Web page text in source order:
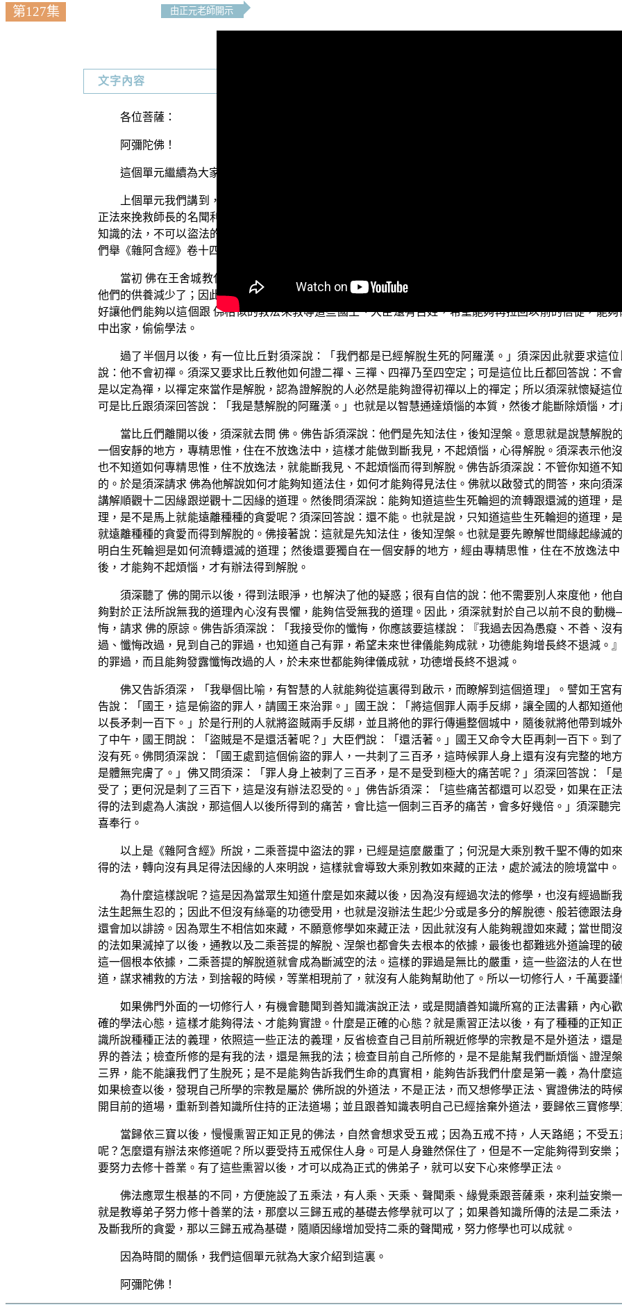
第127集 由正元老師開示
文字內容
各位菩薩：
阿彌陀佛！
這個單元繼續為大家介紹「慎莫盜法以免重罪」。
上個單元我們講到，不要以盜法的心態來跟隨善知識修學了義正法。那現在接著說，佛弟子也不要為
正法來挽救師長的名聞利養，這樣也都是屬於盜法。如果有師長想要證得了義正法，應該要請師長親自面
知識的法，不可以盜法的心態來修學。在二乘菩提中，盜法的人他的罪已經很嚴重了，何況是大乘別教如
們舉《雜阿含經》卷十四、第三四七經所記載的「須深盜法」的典故，來為大家說明。
當初 佛在王舍城教化眾生的時候，普遍受到了國王大臣還有一般人民的歡迎和信受。當時王舍城原
他們的供養減少了；因此外道們，他們就開會討論，決定推派聰明伶俐的年輕人須深，到 佛的僧團中出家
好讓他們能夠以這個跟 佛相似的教法來教導這些國王、大臣還有百姓，希望能夠再拉回以前的信徒，能
中出家，偷偷學法。
過了半個月以後，有一位比丘對須深說：「我們都是已經解脫生死的阿羅漢。」須深因此就要求這
說：他不會初禪。須深又要求比丘教他如何證二禪、三禪、四禪乃至四空定；可是這位比丘都回答說：不
是以定為禪，以禪定來當作是解脫，認為證解脫的人必然是能夠證得初禪以上的禪定；所以須深就懷疑這
可是比丘跟須深回答說：「我是慧解脫的阿羅漢。」也就是以智慧通達煩惱的本質，然後才能斷除煩惱，才
當比丘們離開以後，須深就去問 佛。佛告訴須深說：他們是先知法住，後知涅槃。意思就是說慧解脫
一個安靜的地方，專精思惟，住在不放逸法中，這樣才能做到斷我見，不起煩惱，心得解脫。須深表示他
也不知道如何專精思惟，住不放逸法，就能斷我見、不起煩惱而得到解脫。佛告訴須深說：不管你知道不
的。於是須深請求 佛為他解說如何才能夠知道法住，如何才能夠得見法住。佛就以啟發式的問答，來向須
講解順觀十二因緣跟逆觀十二因緣的道理。然後問須深說：能夠知道這些生死輪迴的流轉跟還滅的道理，
理，是不是馬上就能遠離種種的貪愛呢？須深回答說：還不能。也就是說，只知道這些生死輪迴的道理，
就遠離種種的貪愛而得到解脫的。佛接著說：這就是先知法住，後知涅槃。也就是要先瞭解世間緣起緣滅
明白生死輪迴是如何流轉還滅的道理；然後還要獨自在一個安靜的地方，經由專精思惟，住在不放逸法
後，才能夠不起煩惱，才有辦法得到解脫。
須深聽了 佛的開示以後，得到法眼淨，也解決了他的疑惑；很有自信的說：他不需要別人來度他，他
夠對於正法所說無我的道理內心沒有畏懼，能夠信受無我的道理。因此，須深就對於自己以前不良的
悔，請求 佛的原諒。佛告訴須深說：「我接受你的懺悔，你應該要這樣說：『我過去因為愚癡、不善、沒
過、懺悔改過，見到自己的罪過，也知道自己有罪，希望未來世律儀能夠成就，功德能夠增長終不退減。
的罪過，而且能夠發露懺悔改過的人，於未來世都能夠律儀成就，功德增長終不退減。
佛又告訴須深，「我舉個比喻，有智慧的人就能夠從這裏得到啟示，而瞭解到這個道理」。譬如王宮
告說：「國王，這是偷盜的罪人，請國王來治罪。」國王說：「將這個罪人兩手反綁，讓全國的人都知道
以長矛刺一百下。」於是行刑的人就將盜賊兩手反綁，並且將他的罪行傳遍整個城中，隨後就將他帶到城
了中午，國王問說：「盜賊是不是還活著呢？」大臣們說：「還活著。」國王又命令大臣再刺一百下。到
沒有死。佛問須深說：「國王處罰這個偷盜的罪人，一共刺了三百矛，這時候罪人身上還有沒有完整的地
是體無完膚了。」佛又問須深：「罪人身上被刺了三百矛，是不是受到極大的痛苦呢？」須深回答說：「
受了；更何況是刺了三百下，這是沒有辦法忍受的。」佛告訴須深：「這些痛苦都還可以忍受，如果在正
得的法到處為人演說，那這個人以後所得到的痛苦，會比這一個刺三百矛的痛苦，會多好幾倍。」須深聽
喜奉行。
以上是《雜阿含經》所說，二乘菩提中盜法的罪，已經是這麼嚴重了；何況是大乘別教千聖不傳的如
得的法，轉向沒有具足得法因緣的人來明說，這樣就會導致大乘別教如來藏的正法，處於滅法的險境當中。
為什麼這樣說呢？這是因為當眾生知道什麼是如來藏以後，因為沒有經過次法的修學，也沒有經過斷
法生起無生忍的；因此不但沒有絲毫的功德受用，也就是沒辦法生起少分或是多分的解脫德、般若德跟法
還會加以誹謗。因為眾生不相信如來藏，不願意修學如來藏正法，因此就沒有人能夠親證如來藏；當世間
的法如果滅掉了以後，通教以及二乘菩提的解脫、涅槃也都會失去根本的依據，最後也都難逃外道論理的
這一個根本依據，二乘菩提的解脫道就會成為斷滅空的法。這樣的罪過是無比的嚴重，這一些盜法的人在
道，謀求補救的方法，到捨報的時候，等業相現前了，就沒有人能夠幫助他了。所以一切修行人，千萬要謹
如果佛門外面的一切修行人，有機會聽聞到善知識演說正法，或是閱讀善知識所寫的正法書籍，內心
確的學法心態，這樣才能夠得法、才能夠實證。什麼是正確的心態？就是熏習正法以後，有了種種的正知
識所說種種正法的義理，依照這一些正法的義理，反省檢查自己目前所親近修學的宗教是不是外道法，還
界的善法；檢查所修的是有我的法，還是無我的法；檢查目前自己所修的，是不是能幫我們斷煩惱、證涅
三界，能不能讓我們了生脫死；是不是能夠告訴我們生命的真實相，能夠告訴我們什麼是第一義，為什麼
如果檢查以後，發現自己所學的宗教是屬於 佛所說的外道法，不是正法，而又想修學正法、實證佛法的時
開目前的道場，重新到善知識所住持的正法道場；並且跟善知識表明自己已經捨棄外道法，要歸依三寶修學
當歸依三寶以後，慢慢熏習正知正見的佛法，自然會想求受五戒；因為五戒不持，人天路絕；不受
呢？怎麼還有辦法來修道呢？所以要受持五戒保住人身。可是人身雖然保住了，但是不一定能夠得到安樂
要努力去修十善業。有了這些熏習以後，才可以成為正式的佛弟子，就可以安下心來修學正法。
佛法應眾生根基的不同，方便施設了五乘法，有人乘、天乘、聲聞乘、緣覺乘跟菩薩乘，來利益安樂
就是教導弟子努力修十善業的法，那麼以三歸五戒的基礎去修學就可以了；如果善知識所傳的法是二乘法
及斷我所的貪愛，那以三歸五戒為基礎，隨順因緣增加受持二乘的聲聞戒，努力修學也可以成就。
因為時間的關係，我們這個單元就為大家介紹到這裏。
阿彌陀佛！